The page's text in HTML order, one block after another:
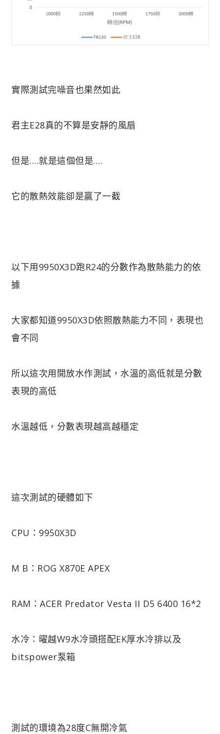
實際測試完噪音也果然如此
君主E28真的不算是安靜的風扇
但是….就是這個但是….
它的散熱效能卻是贏了一截
以下用9950X3D跑R24的分數作為散熱能力的依
據
大家都知道9950X3D依照散熱能力不同，表現也
會不同
所以這次用開放水作測試，水溫的高低就是分數
表現的高低
水溫越低，分數表現越高越穩定
這次測試的硬體如下
CPU：9950X3D
M B：ROG X870E APEX
RAM：ACER Predator Vesta II D5 6400 16*2
水冷：曜越W9水冷頭搭配EK厚水冷排以及
bitspower泵箱
測試的環境為28度C無開冷氣